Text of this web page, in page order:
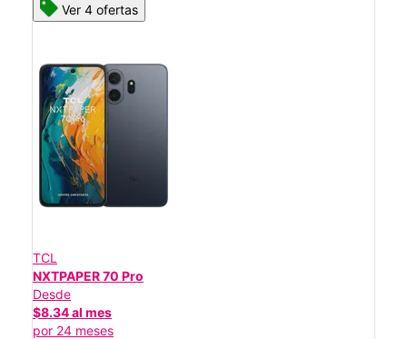
Ver 4 ofertas
TCL
NXTPAPER 70 Pro
Desde
$8.34 al mes
por 24 meses